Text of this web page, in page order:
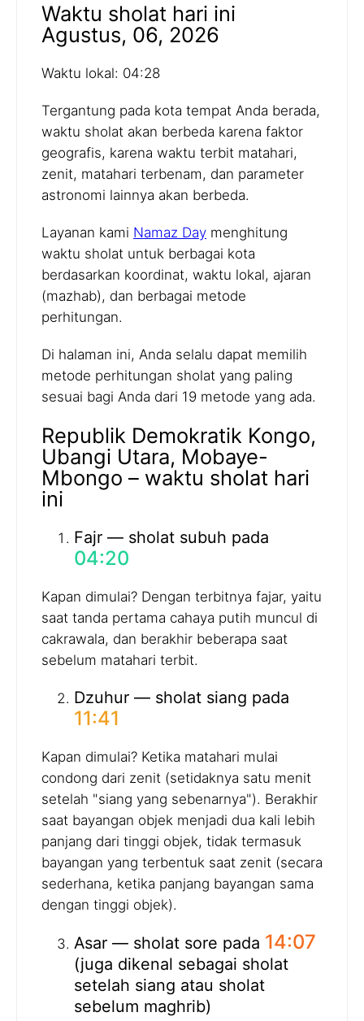
Waktu sholat hari ini
Agustus, 06, 2026
Waktu lokal: 04:28
Tergantung pada kota tempat Anda berada,
waktu sholat akan berbeda karena faktor
geografis, karena waktu terbit matahari,
zenit, matahari terbenam, dan parameter
astronomi lainnya akan berbeda.
Layanan kami Namaz Day menghitung
waktu sholat untuk berbagai kota
berdasarkan koordinat, waktu lokal, ajaran
(mazhab), dan berbagai metode
perhitungan.
Di halaman ini, Anda selalu dapat memilih
metode perhitungan sholat yang paling
sesuai bagi Anda dari 19 metode yang ada.
Republik Demokratik Kongo,
Ubangi Utara, Mobaye-
Mbongo – waktu sholat hari
ini
Fajr — sholat subuh pada
04:20
Kapan dimulai? Dengan terbitnya fajar, yaitu
saat tanda pertama cahaya putih muncul di
cakrawala, dan berakhir beberapa saat
sebelum matahari terbit.
Dzuhur — sholat siang pada
11:41
Kapan dimulai? Ketika matahari mulai
condong dari zenit (setidaknya satu menit
setelah "siang yang sebenarnya"). Berakhir
saat bayangan objek menjadi dua kali lebih
panjang dari tinggi objek, tidak termasuk
bayangan yang terbentuk saat zenit (secara
sederhana, ketika panjang bayangan sama
dengan tinggi objek).
Asar — sholat sore pada 14:07
(juga dikenal sebagai sholat
setelah siang atau sholat
sebelum maghrib)